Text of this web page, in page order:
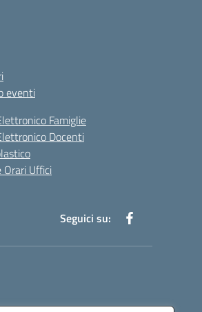
eventi
Famiglie
Docenti
Uffici
Seguici su: